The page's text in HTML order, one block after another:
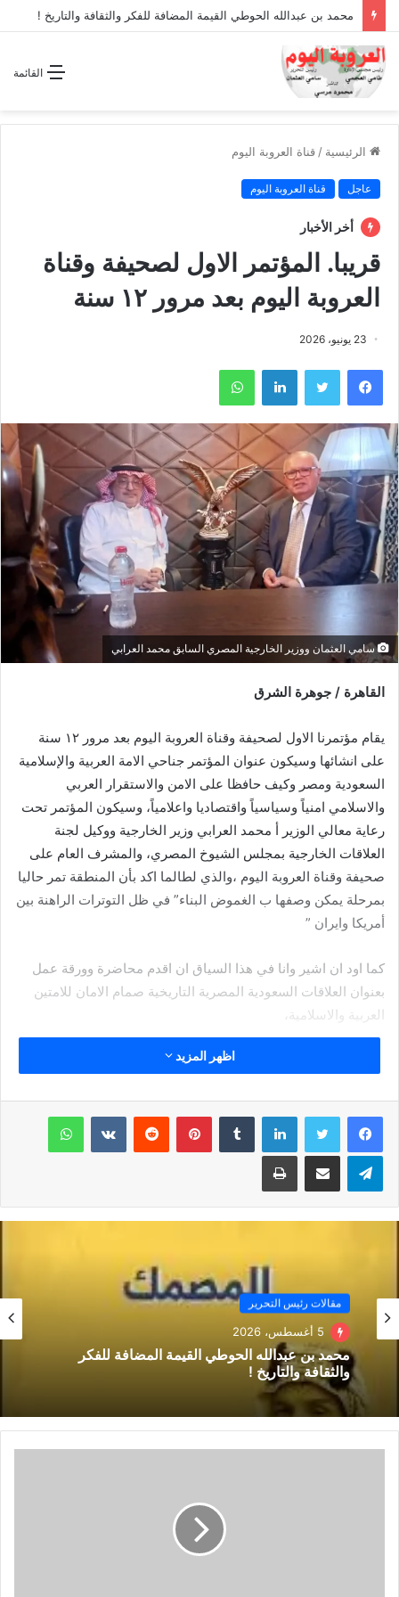
محمد بن عبدالله الحوطي القيمة المضافة للفكر والثقافة والتاريخ !
القائمة
الرئيسية / قناة العروبة اليوم
عاجل قناة العروبة اليوم
أخر الأخبار
قريبا. المؤتمر الاول لصحيفة وقناة
العروبة اليوم بعد مرور ١٢ سنة
23 يونيو، 2026
فيسبوك تويتر لينكدإن واتساب
سامي العثمان ووزير الخارجية المصري السابق محمد العرابي
القاهرة / جوهرة الشرق
يقام مؤتمرنا الاول لصحيفة وقناة العروبة اليوم بعد مرور ١٢ سنة
على انشائها وسيكون عنوان المؤتمر جناحي الامة العربية والإسلامية
السعودية ومصر وكيف حافظا على الامن والاستقرار العربي
والاسلامي امنياً وسياسياً واقتصاديا واعلامياً، وسيكون المؤتمر تحت
رعاية معالي الوزير أ محمد العرابي وزير الخارجية ووكيل لجنة
العلاقات الخارجية بمجلس الشيوخ المصري، والمشرف العام على
صحيفة وقناة العروبة اليوم ،والذي لطالما اكد بأن المنطقة تمر حاليا
بمرحلة يمكن وصفها ب الغموض البناء” في ظل التوترات الراهنة بين
أمريكا وايران ”
كما اود ان اشير وانا في هذا السياق ان اقدم محاضرة وورقة عمل
بعنوان العلاقات السعودية المصرية التاريخية صمام الامان للامتين
العربية والاسلامية،
كذلك سأقدم ورقة اخرى بعنوان ” وسائل التواصل الاجتماعي سلاح
واستخدام جميع وسائل التواصل الاحتتاعي لخدمة اوطانهما بكل
تفاني واخلاص واصطفاف شعبي خلف الوطن والقيادة الرشيدة ،
حتى ذلك الموعد دمتم بخير
اظهر المزيد
لينكدإن بينتيريست واتساب
تيلقرام مشاركة عبر البريد طباعة
مقالات رئيس التحرير
5 أغسطس، 2026
محمد بن عبدالله الحوطي القيمة المضافة للفكر
والثقافة والتاريخ !